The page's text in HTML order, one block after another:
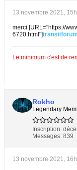
13 novembre 2021,
merci [URL="https://
6720.html"]transitforum
Le minimum c'est de
Rokho
Legendary
Inscription:
Messages: 839
13 novembre 2021,